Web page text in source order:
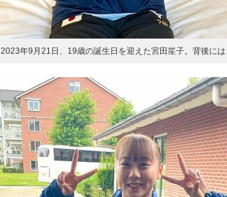
2023年9月21日、19歳の誕生日を迎えた宮田笙子。背後に